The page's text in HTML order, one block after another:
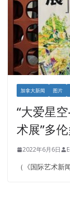
加拿大新闻 图片
“大爱星
术展”多
2022年6月6日
（《国际艺术新